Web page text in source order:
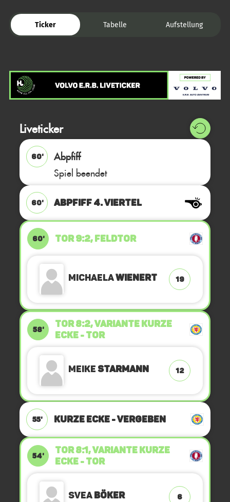
Ticker Tabelle Aufstellung
Liveticker
60'
Abpfiff
Spiel beendet
60' ABPFIFF 4. Viertel
60' TOR 9:2, FELDTOR
MichaelaWienert 19
58'
TOR 8:2, VARIANTE Kurze
Ecke - Tor
MeikeStarmann 12
55' KURZE ECKE - VERGEBEN
54'
TOR 8:1, VARIANTE Kurze
Ecke - Tor
SveaBöker 6